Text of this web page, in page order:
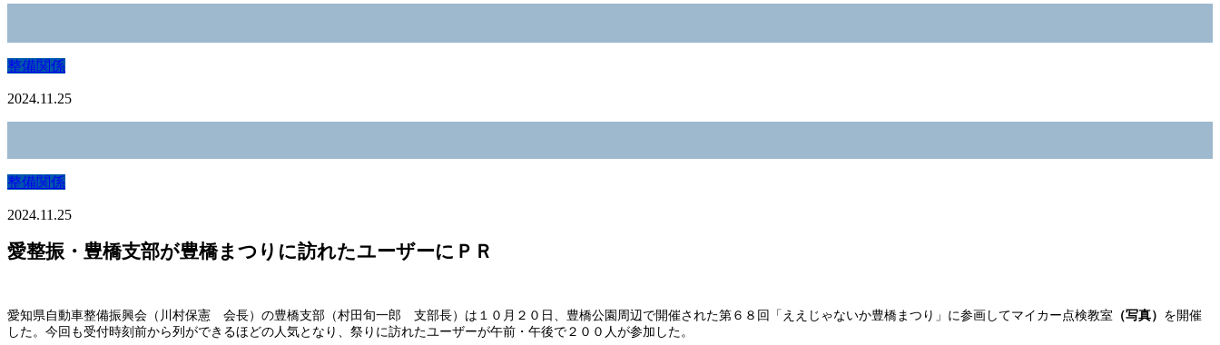
整備関係
2024.11.25
整備関係
2024.11.25
愛整振・豊橋支部が豊橋まつりに訪れたユーザーにＰＲ
愛知県自動車整備振興会（川村保憲 会長）の豊橋支部（村田旬一郎 支部長）は１０月２０日、豊橋公園周辺で開催された第６８回「ええじゃないか豊橋まつり」に参画してマイカー点検教室 （写真） を開催
した。今回も受付時刻前から列ができるほどの人気となり、祭りに訪れたユーザーが午前・午後で２００人が参加した。